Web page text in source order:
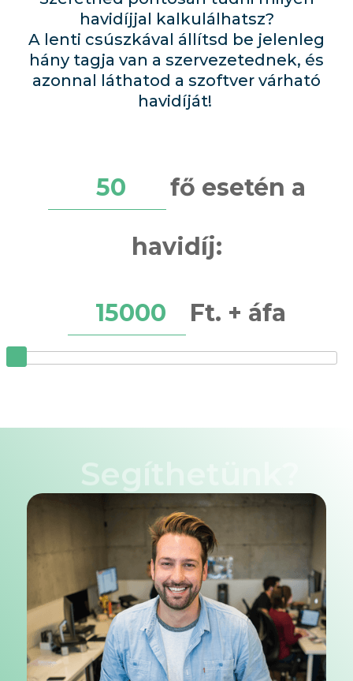
havidíjjal kalkulálhatsz?
A lenti csúszkával állítsd be jelenleg
hány tagja van a szervezetednek, és
azonnal láthatod a szoftver várható
havidíját!
50 fő esetén a
havidíj:
15000 Ft. + áfa
Segíthetünk?